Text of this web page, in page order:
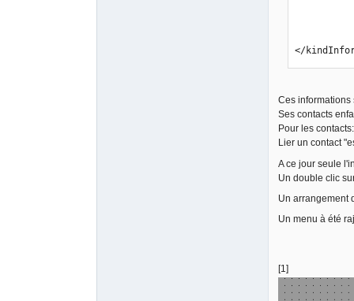
</
Ces
Ses contacts
Pour les contacts:
Lier un contact
A ce jour seule
Un double clic
Un arrangement
Un menu à été
[1]